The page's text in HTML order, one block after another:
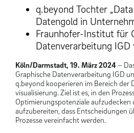
q.beyond Tochter
Datengold in
Fraunhofer-Institut für
Datenverarbeitung
Köln/Darmstadt, 19. März 2024 –
Graphische Datenverarbeitung IGD
q.beyond kooperieren im Bereich der
visualisierung. Ziel ist es, in den
Optimierungspotenziale aufzudecken
aufzubereiten, dass Entscheidungen
Prozesse vereinfacht werden.